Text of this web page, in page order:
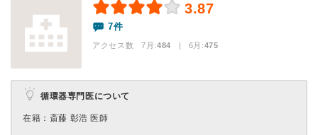
3.87
7件
アクセス数 7月:484 | 6月:475
循環器専門医について
在籍：斎藤 彰浩 医師